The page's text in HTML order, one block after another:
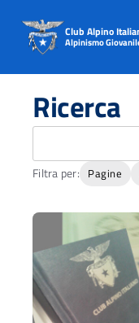
content
Club Alpino
Alpinismo
Ricerca
Filtra per: Pagine